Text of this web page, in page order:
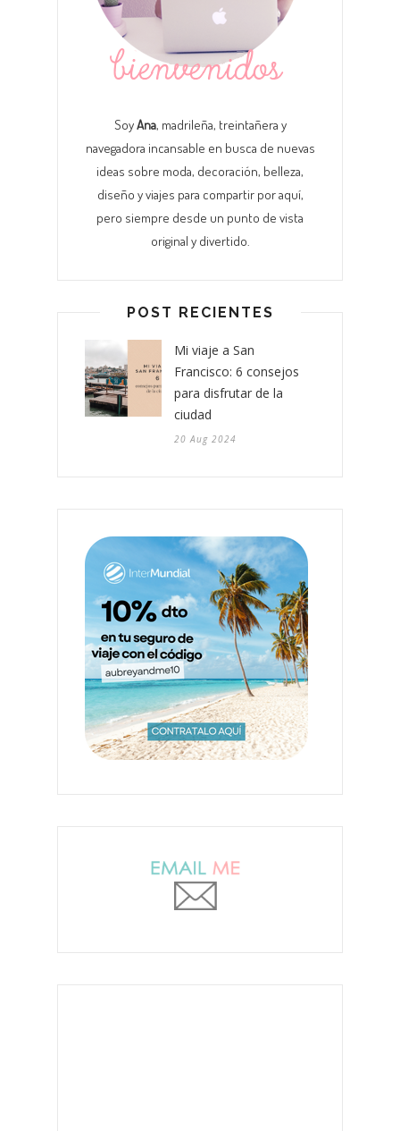
SoyAna, madrileña, treintañera y
navegadora incansable en busca de nuevas
ideas sobre moda, decoración, belleza,
diseño y viajes para compartir por aquí,
pero siempre desde un punto de vista
original y divertido.
POST RECIENTES
Mi viaje a San
Francisco: 6 consejos
para disfrutar de la
ciudad
20 Aug 2024